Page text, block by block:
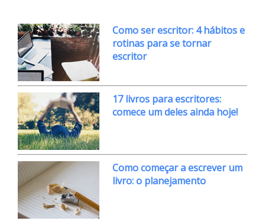
Como ser escritor: 4 hábitos e
rotinas para se tornar
escritor
17 livros para escritores:
comece um deles ainda hoje!
Como começar a escrever um
livro: o planejamento